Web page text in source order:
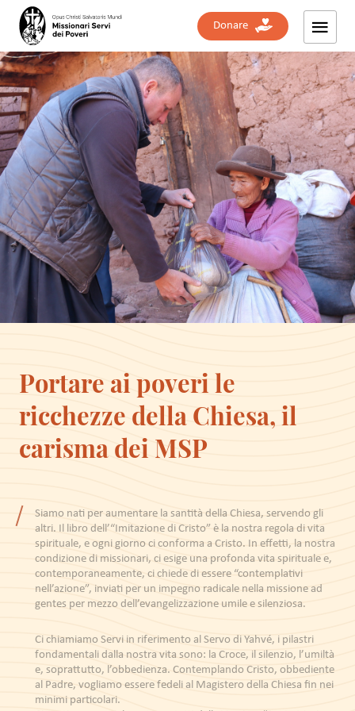
Donare
Portare ai poveri le
ricchezze della Chiesa, il
carisma dei MSP
Siamo nati per aumentare la santità della Chiesa, servendo gli
altri. Il libro dell’“Imitazione di Cristo” è la nostra regola di vita
spirituale, e ogni giorno ci conforma a Cristo. In effetti, la nostra
condizione di missionari, ci esige una profonda vita spirituale e,
contemporaneamente, ci chiede di essere “contemplativi
nell’azione”, inviati per un impegno radicale nella missione ad
gentes per mezzo dell’evangelizzazione umile e silenziosa.
Ci chiamiamo Servi in riferimento al Servo di Yahvé, i pilastri
fondamentali dalla nostra vita sono: la Croce, il silenzio, l’umiltà
e, soprattutto, l’obbedienza. Contemplando Cristo, obbediente
al Padre, vogliamo essere fedeli al Magistero della Chiesa fin nei
minimi particolari.